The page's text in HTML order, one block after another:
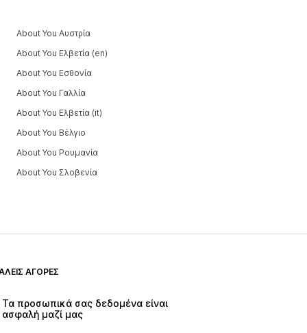
ΑΓΟΡΈΣ
Τα προσωπικά σας δεδομένα είναι
ασφαλή μαζί μας
About You Αυστρία
About You Ελβετία (en)
About You Εσθονία
About You Γαλλία
About You Ελβετία (it)
About You Βέλγιο
About You Ρουμανία
About You Σλοβενία